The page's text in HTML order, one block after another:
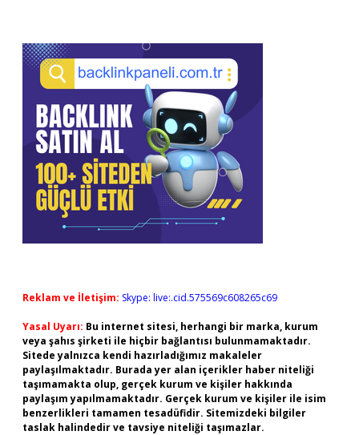
Reklam ve İletişim: Skype: live:.cid.575569c608265c69
Yasal Uyarı: Bu internet sitesi, herhangi bir marka, kurum
veya şahıs şirketi ile hiçbir bağlantısı bulunmamaktadır.
Sitede yalnızca kendi hazırladığımız makaleler
paylaşılmaktadır. Burada yer alan içerikler haber niteliği
taşımamakta olup, gerçek kurum ve kişiler hakkında
paylaşım yapılmamaktadır. Gerçek kurum ve kişiler ile isim
benzerlikleri tamamen tesadüfidir. Sitemizdeki bilgiler
taslak halindedir ve tavsiye niteliği taşımazlar.